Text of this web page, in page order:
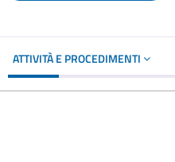
ATTIVITÀ E PROCEDIMENTI